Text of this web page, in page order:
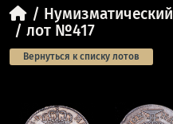
Нумизматический
лот №417
Вернуться к списку лотов